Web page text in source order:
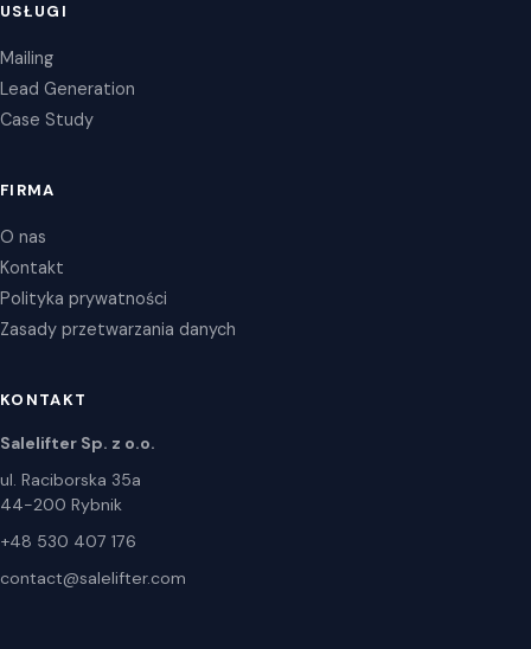
USŁUGI
Mailing
Lead Generation
Case Study
FIRMA
O nas
Kontakt
Polityka prywatności
Zasady przetwarzania danych
KONTAKT
Salelifter Sp. z o.o.
ul. Raciborska 35a
44-200 Rybnik
+48 530 407 176
contact@salelifter.com